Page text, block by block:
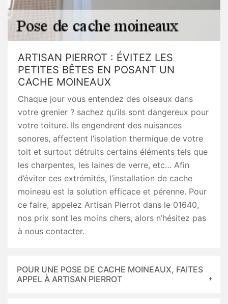
ARTISAN PIERROT : ÉVITEZ LES
PETITES BÊTES EN POSANT UN
CACHE MOINEAUX
Chaque jour vous entendez des oiseaux dans
votre grenier ? sachez qu’ils sont dangereux pour
votre toiture. Ils engendrent des nuisances
sonores, affectent l’isolation thermique de votre
toit et surtout détruits certains éléments tels que
les charpentes, les laines de verre, etc… Afin
d’éviter ces extrémités, l’installation de cache
moineau est la solution efficace et pérenne. Pour
ce faire, appelez Artisan Pierrot dans le 01640,
nos prix sont les moins chers, alors n’hésitez pas
à nous contacter.
POUR UNE POSE DE CACHE MOINEAUX, FAITES
APPEL À ARTISAN PIERROT